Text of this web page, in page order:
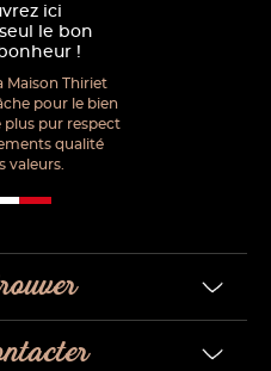
ici
le bon
!
Maison Thiriet
pour le bien
plus pur respect
qualité
valeurs.